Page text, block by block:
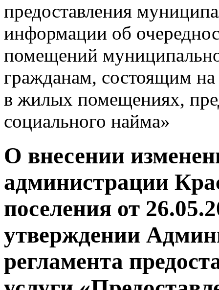
предоставления
информации об
помещений
гражданам, состоящим
в жилых помещениях,
социального найма»
О внесении
администрации
поселения от
утверждении
регламента